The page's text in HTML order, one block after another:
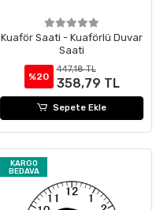
Kuaför Saati - Kuaförlü Duvar
Saati
%20
447,18 TL
358,79 TL
Sepete Ekle
KARGO
BEDAVA